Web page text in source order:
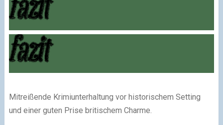
Mitreißende Krimiunterhaltung vor historischem Setting
und einer guten Prise britischem Charme.